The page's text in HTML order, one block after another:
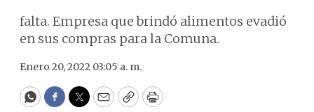
falta. Empresa que brindó alimentos evadió
en sus compras para la Comuna.
Enero 20, 2022 03:05 a. m.
WhatsApp
Facebook
Twitter
EmailCopyPrint